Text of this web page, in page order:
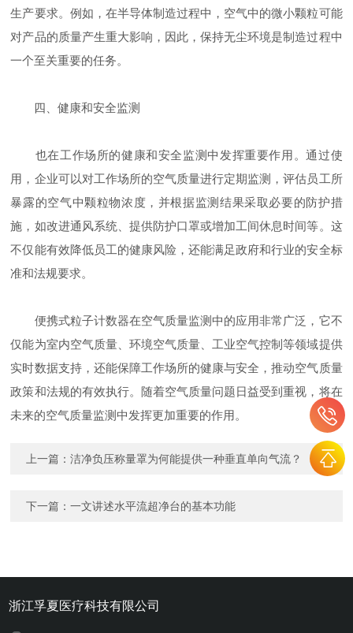
生产要求。例如，在半导体制造过程中，空气中的微小颗粒可能
对产品的质量产生重大影响，因此，保持无尘环境是制造过程中
一个至关重要的任务。
四、健康和安全监测
也在工作场所的健康和安全监测中发挥重要作用。通过使
用，企业可以对工作场所的空气质量进行定期监测，评估员工所
暴露的空气中颗粒物浓度，并根据监测结果采取必要的防护措
施，如改进通风系统、提供防护口罩或增加工间休息时间等。这
不仅能有效降低员工的健康风险，还能满足政府和行业的安全标
准和法规要求。
便携式粒子计数器在空气质量监测中的应用非常广泛，它不
仅能为室内空气质量、环境空气质量、工业空气控制等领域提供
实时数据支持，还能保障工作场所的健康与安全，推动空气质量
政策和法规的有效执行。随着空气质量问题日益受到重视，将在
未来的空气质量监测中发挥更加重要的作用。
上一篇：洁净负压称量罩为何能提供一种垂直单向气流？
下一篇：一文讲述水平流超净台的基本功能
浙江孚夏医疗科技有限公司